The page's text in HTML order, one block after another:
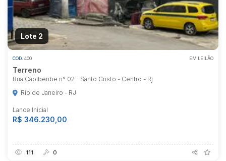
Lote 2
COD. 400 EM LEILÃO
Terreno
Rua Capiberibe n° 02 - Santo Cristo - Centro - Rj
Rio de Janeiro - RJ
Lance Inicial
R$ 346.230,00
111 0